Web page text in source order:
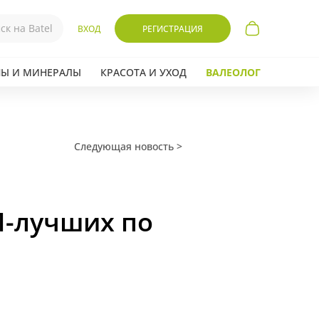
ВХОД РЕГИСТРАЦИЯ
И МИНЕРАЛЫ КРАСОТА И УХОД ВАЛЕОЛОГ
Следующая новость >
лучших по